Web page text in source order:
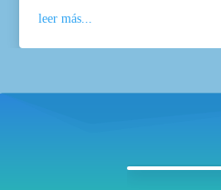
leer más...